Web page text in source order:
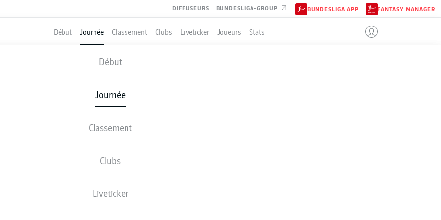
DIFFUSEURS BUNDESLIGA-GROUP BUNDESLIGA APP FANTASY MANAGER
Début Journée Classement Clubs Liveticker Joueurs Stats
Début
Journée
Classement
Clubs
Liveticker
COLOGNE - VFB STUTTGART
COMPOSITIONS STATISTIQUES
ven., 29.01.2027 - dim., 31.01.2027